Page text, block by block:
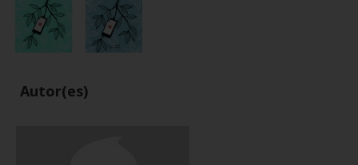
Autor(es)